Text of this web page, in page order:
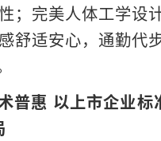
；完美人体工学设
舒适安心，通勤代
普惠 以上市企业